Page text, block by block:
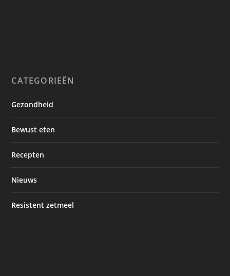
CATEGORIEËN
Gezondheid
Bewust eten
Recepten
Nieuws
Resistent zetmeel